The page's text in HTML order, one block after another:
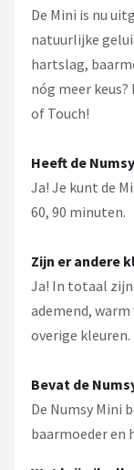
De Mini is nu
natuurlijke
hartslag,
nóg meer keus?
of Touch!
Heeft de
Ja! Je kunt de
60, 90 minuten.
Zijn er andere
Ja! In totaal zijn
ademend,
overige kleuren.
Bevat de
De Numsy Mini
baarmoeder en